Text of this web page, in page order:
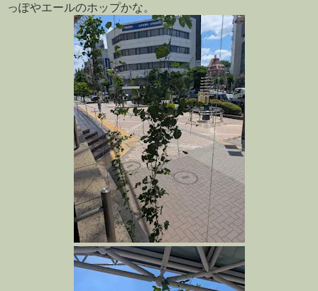
っぽやエールのホップかな。